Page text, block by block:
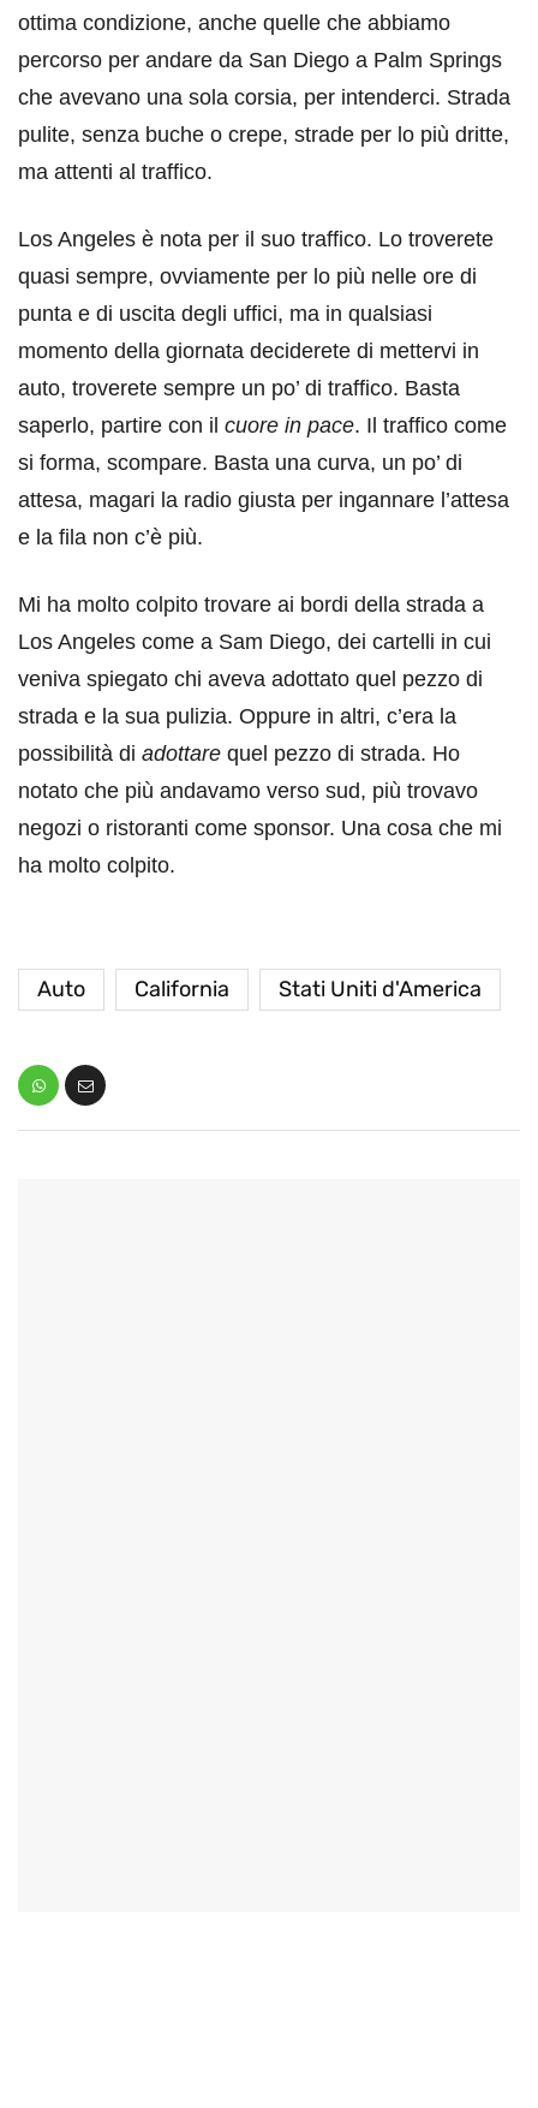
ottima condizione, anche quelle che abbiamo
percorso per andare da San Diego a Palm Springs
che avevano una sola corsia, per intenderci. Strada
pulite, senza buche o crepe, strade per lo più dritte,
ma attenti al traffico.
Los Angeles è nota per il suo traffico. Lo troverete
quasi sempre, ovviamente per lo più nelle ore di
punta e di uscita degli uffici, ma in qualsiasi
momento della giornata deciderete di mettervi in
auto, troverete sempre un po’ di traffico. Basta
saperlo, partire con il cuore in pace. Il traffico come
si forma, scompare. Basta una curva, un po’ di
attesa, magari la radio giusta per ingannare l’attesa
e la fila non c’è più.
Mi ha molto colpito trovare ai bordi della strada a
Los Angeles come a Sam Diego, dei cartelli in cui
veniva spiegato chi aveva adottato quel pezzo di
strada e la sua pulizia. Oppure in altri, c’era la
possibilità di adottare quel pezzo di strada. Ho
notato che più andavamo verso sud, più trovavo
negozi o ristoranti come sponsor. Una cosa che mi
ha molto colpito.
Auto California Stati Uniti d'America